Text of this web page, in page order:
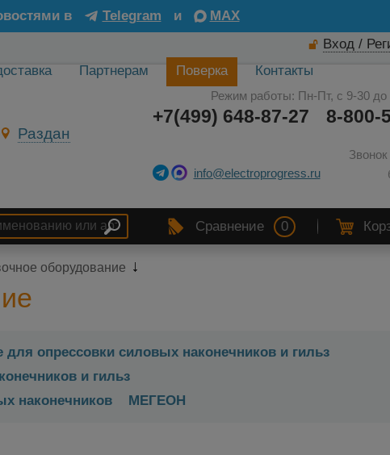
в Telegram и
MAX
Вход /
Партнерам Поверка Контакты
Раздан
Режим работы: Пн-Пт, с 9-30 до
8-800-
+7(499) 648-87-27
info@electroprogress.ru
Сравнение 0
оборудование
опрессовки силовых наконечников и гильз
и гильз
наконечников
МЕГЕОН